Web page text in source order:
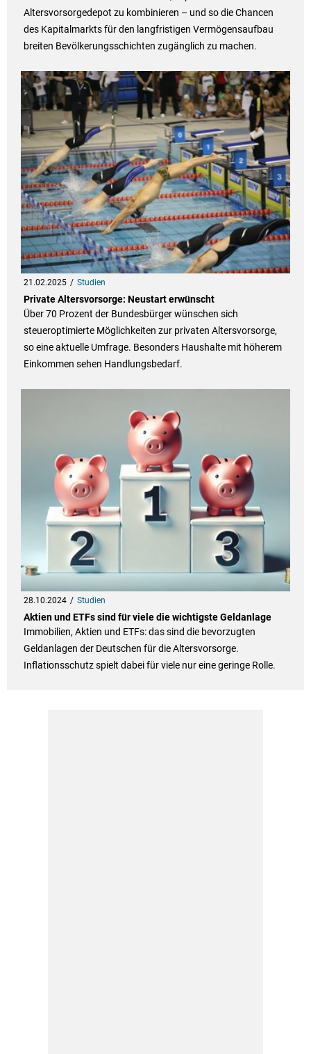
Altersvorsorgedepot zu kombinieren – und so die Chancen
des Kapitalmarkts für den langfristigen Vermögensaufbau
breiten Bevölkerungsschichten zugänglich zu machen.
21.02.2025 Studien
Private Altersvorsorge: Neustart erwünscht
Über 70 Prozent der Bundesbürger wünschen sich
steueroptimierte Möglichkeiten zur privaten Altersvorsorge,
so eine aktuelle Umfrage. Besonders Haushalte mit höherem
Einkommen sehen Handlungsbedarf.
28.10.2024 Studien
Aktien und ETFs sind für viele die wichtigste Geldanlage
Immobilien, Aktien und ETFs: das sind die bevorzugten
Geldanlagen der Deutschen für die Altersvorsorge.
Inflationsschutz spielt dabei für viele nur eine geringe Rolle.